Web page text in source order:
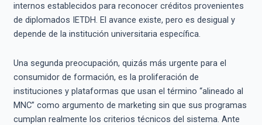
internos establecidos para reconocer créditos provenientes
de diplomados IETDH. El avance existe, pero es desigual y
depende de la institución universitaria específica.
Una segunda preocupación, quizás más urgente para el
consumidor de formación, es la proliferación de
instituciones y plataformas que usan el término “alineado al
MNC” como argumento de marketing sin que sus programas
cumplan realmente los criterios técnicos del sistema. Ante